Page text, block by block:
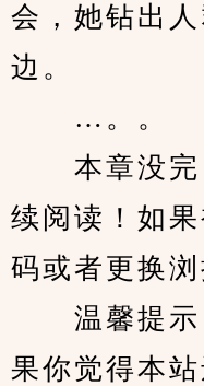
会，她钻出
边。
…。。
本章没完
续阅读！如
码或者更换浏
温馨提示
果你觉得本